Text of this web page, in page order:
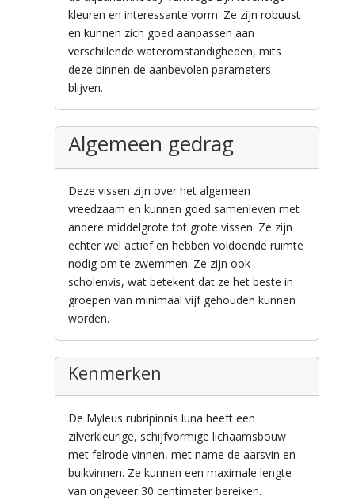
kleuren en interessante vorm. Ze zijn robuust
en kunnen zich goed aanpassen aan
verschillende wateromstandigheden, mits
deze binnen de aanbevolen parameters
blijven.
Algemeen gedrag
Deze vissen zijn over het algemeen
vreedzaam en kunnen goed samenleven met
andere middelgrote tot grote vissen. Ze zijn
echter wel actief en hebben voldoende ruimte
nodig om te zwemmen. Ze zijn ook
scholenvis, wat betekent dat ze het beste in
groepen van minimaal vijf gehouden kunnen
worden.
Kenmerken
De Myleus rubripinnis luna heeft een
zilverkleurige, schijfvormige lichaamsbouw
met felrode vinnen, met name de aarsvin en
buikvinnen. Ze kunnen een maximale lengte
van ongeveer 30 centimeter bereiken.